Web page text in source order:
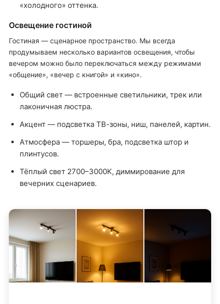
«холодного» оттенка.
Освещение гостиной
Гостиная — сценарное пространство. Мы всегда
продумываем несколько вариантов освещения, чтобы
вечером можно было переключаться между режимами
«общение», «вечер с книгой» и «кино».
Общий свет — встроенные светильники, трек или
лаконичная люстра.
Акцент — подсветка ТВ-зоны, ниш, панелей, картин.
Атмосфера — торшеры, бра, подсветка штор и
плинтусов.
Тёплый свет 2700–3000K, диммирование для
вечерних сценариев.